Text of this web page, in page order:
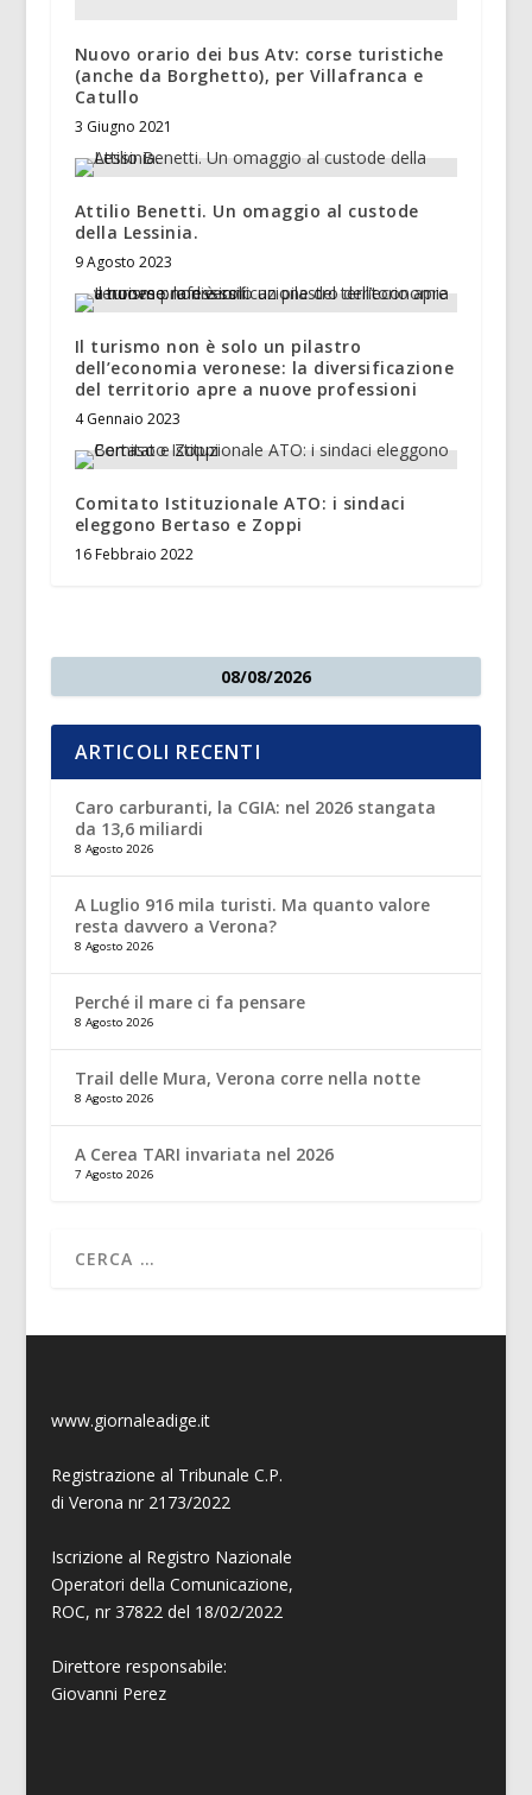
Nuovo orario dei bus Atv: corse turistiche
(anche da Borghetto), per Villafranca e
Catullo
3 Giugno 2021
Attilio Benetti. Un omaggio al custode
della Lessinia.
9 Agosto 2023
Il turismo non è solo un pilastro
dell’economia veronese: la diversificazione
del territorio apre a nuove professioni
4 Gennaio 2023
Comitato Istituzionale ATO: i sindaci
eleggono Bertaso e Zoppi
16 Febbraio 2022
08/08/2026
ARTICOLI RECENTI
Caro carburanti, la CGIA: nel 2026 stangata
da 13,6 miliardi
8 Agosto 2026
A Luglio 916 mila turisti. Ma quanto valore
resta davvero a Verona?
8 Agosto 2026
Perché il mare ci fa pensare
8 Agosto 2026
Trail delle Mura, Verona corre nella notte
8 Agosto 2026
A Cerea TARI invariata nel 2026
7 Agosto 2026
www.giornaleadige.it
Registrazione al Tribunale C.P.
di Verona nr 2173/2022
Iscrizione al Registro Nazionale
Operatori della Comunicazione,
ROC, nr 37822 del 18/02/2022
Direttore responsabile:
Giovanni Perez